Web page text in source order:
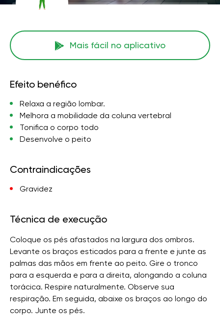
Mais fácil no aplicativo
Efeito benéfico
Relaxa a região lombar.
Melhora a mobilidade da coluna vertebral
Tonifica o corpo todo
Desenvolve o peito
Contraindicações
Gravidez
Técnica de execução
Coloque os pés afastados na largura dos ombros.
Levante os braços esticados para a frente e junte as
palmas das mãos em frente ao peito. Gire o tronco
para a esquerda e para a direita, alongando a coluna
torácica. Respire naturalmente. Observe sua
respiração. Em seguida, abaixe os braços ao longo do
corpo. Junte os pés.